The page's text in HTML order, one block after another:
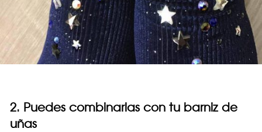
2. Puedes combinarlas con tu barniz de
uñas